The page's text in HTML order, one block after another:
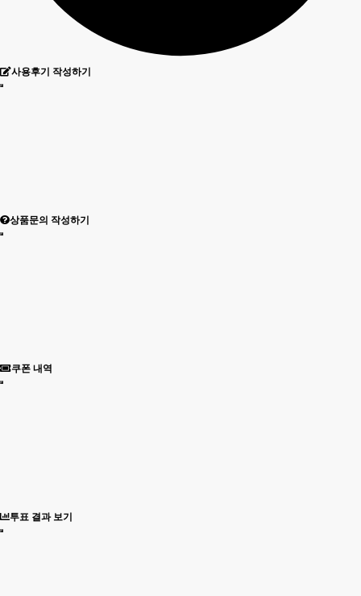
사용후기 작성하기
상품문의 작성하기
쿠폰 내역
투표 결과 보기